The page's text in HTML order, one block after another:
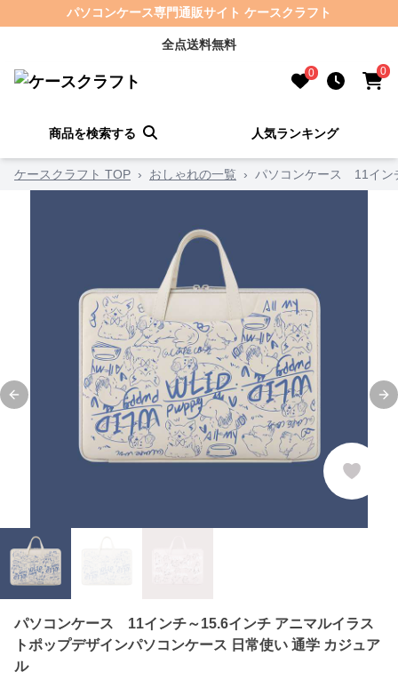
パソコンケース専門通販サイト ケースクラフト
全点送料無料
0 0
商品を検索する 人気ランキング
ケースクラフト TOP › おしゃれの一覧 › パソコンケース 11イン
Previous slide
パソコンケース 11インチ～15.6インチ アニマルイラス
トポップデザインパソコンケース 日常使い 通学 カジュア
ル